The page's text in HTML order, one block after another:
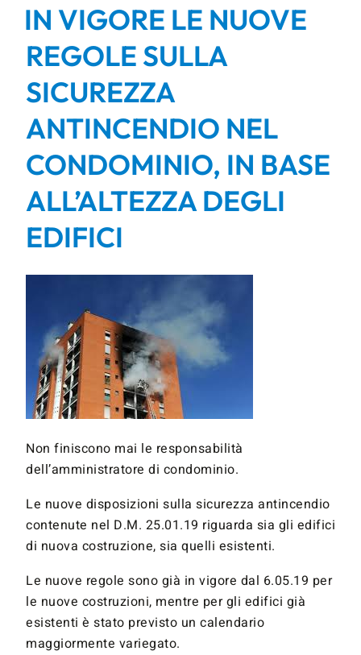
IN VIGORE LE NUOVE
REGOLE SULLA
SICUREZZA
ANTINCENDIO NEL
CONDOMINIO, IN BASE
ALL’ALTEZZA DEGLI
EDIFICI
Non finiscono mai le responsabilità
dell’amministratore di condominio.
Le nuove disposizioni sulla sicurezza antincendio
contenute nel D.M. 25.01.19 riguarda sia gli edifici
di nuova costruzione, sia quelli esistenti.
Le nuove regole sono già in vigore dal 6.05.19 per
le nuove costruzioni, mentre per gli edifici già
esistenti è stato previsto un calendario
maggiormente variegato.